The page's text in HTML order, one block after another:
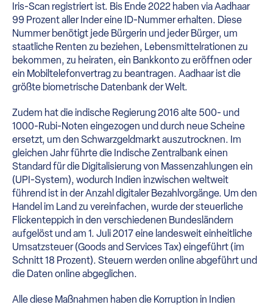
Iris-Scan registriert ist. Bis Ende 2022 haben via Aadhaar
99 Prozent aller Inder eine ID-Nummer erhalten. Diese
Nummer benötigt jede Bürgerin und jeder Bürger, um
staatliche Renten zu beziehen, Lebensmittelrationen zu
bekommen, zu heiraten, ein Bankkonto zu eröffnen oder
ein Mobiltelefonvertrag zu beantragen. Aadhaar ist die
größte biometrische Datenbank der Welt.
Zudem hat die indische Regierung 2016 alte 500- und
1000-Rubi-Noten eingezogen und durch neue Scheine
ersetzt, um den Schwarzgeldmarkt auszutrocknen. Im
gleichen Jahr führte die Indische Zentralbank einen
Standard für die Digitalisierung von Massenzahlungen ein
(UPI-System), wodurch Indien inzwischen weltweit
führend ist in der Anzahl digitaler Bezahlvorgänge. Um den
Handel im Land zu vereinfachen, wurde der steuerliche
Flickenteppich in den verschiedenen Bundesländern
aufgelöst und am 1. Juli 2017 eine landesweit einheitliche
Umsatzsteuer (Goods and Services Tax) eingeführt (im
Schnitt 18 Prozent). Steuern werden online abgeführt und
die Daten online abgeglichen.
Alle diese Maßnahmen haben die Korruption in Indien